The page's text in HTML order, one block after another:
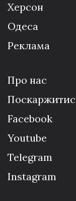
Херсон
Одеса
Реклама
Про нас
Facebook
Youtube
Telegram
Instagram